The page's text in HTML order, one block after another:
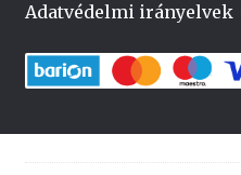
Adatvédelmi irányelvek|